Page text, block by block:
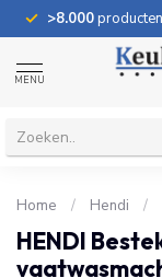
>8.000
MENU
Home / Hendi /
HENDI